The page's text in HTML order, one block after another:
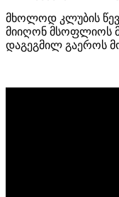
მხოლოდ კლუბის
მიიღონ მსოფლიოს
დაგეგმილ გაეროს